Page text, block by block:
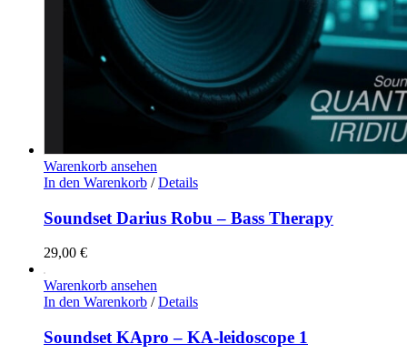
Warenkorb ansehen
In den Warenkorb / Details
Soundset Darius Robu – Bass Therapy
29,00 €
Warenkorb ansehen
In den Warenkorb / Details
Soundset KApro – KA-leidoscope 1